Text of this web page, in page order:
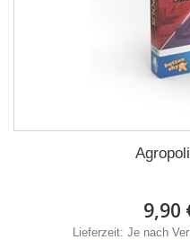
9,90
Lieferzeit: Je nach